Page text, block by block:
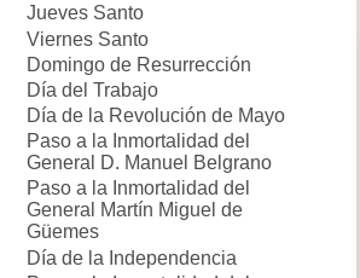
Jueves Santo
Viernes Santo
Domingo de Resurrección
Día del Trabajo
Día de la Revolución de Mayo
Paso a la Inmortalidad del
General D. Manuel Belgrano
Paso a la Inmortalidad del
General Martín Miguel de
Güemes
Día de la Independencia